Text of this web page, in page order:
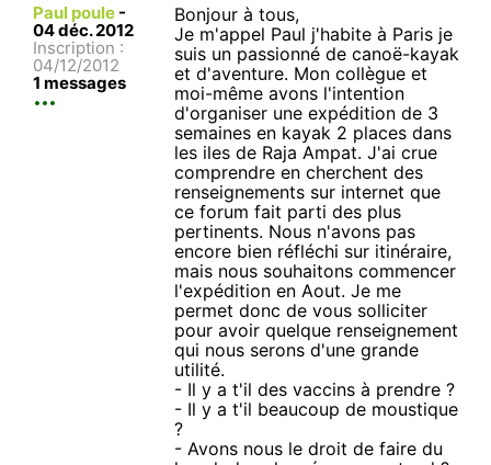
Paul poule -
04 déc. 2012
Inscription :
04/12/2012
1 messages
Bonjour à tous,
Je m'appel Paul j'habite à Paris je
suis un passionné de canoë-kayak
et d'aventure. Mon collègue et
moi-même avons l'intention
d'organiser une expédition de 3
semaines en kayak 2 places dans
les iles de Raja Ampat. J'ai crue
comprendre en cherchent des
renseignements sur internet que
ce forum fait parti des plus
pertinents. Nous n'avons pas
encore bien réfléchi sur itinéraire,
mais nous souhaitons commencer
l'expédition en Aout. Je me
permet donc de vous solliciter
pour avoir quelque renseignement
qui nous serons d'une grande
utilité.
- Il y a t'il des vaccins à prendre ?
- Il y a t'il beaucoup de moustique
?
- Avons nous le droit de faire du